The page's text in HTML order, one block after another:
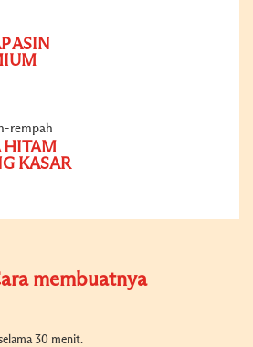
ASIN
rempah
HITAM
KASAR
membuatnya
30 menit.